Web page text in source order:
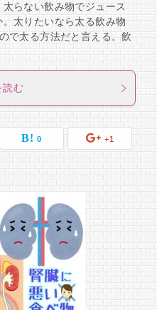
らない飲み物でジュース
太りたいなら太る飲み物
で太る方法だと言える。飲
読む
0 +1